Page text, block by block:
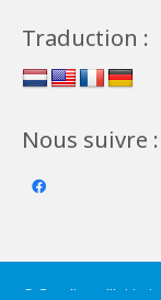
Traduction :
Nous suivre :
© Syndicat